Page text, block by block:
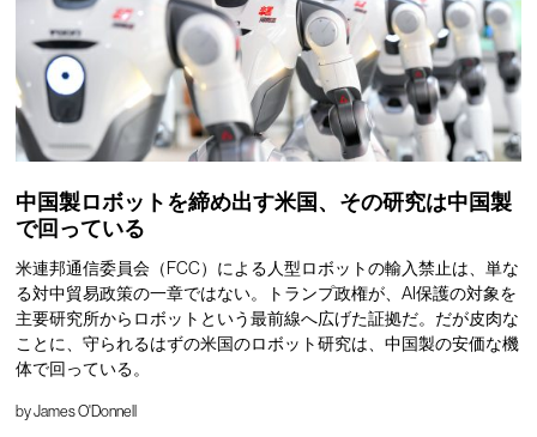
中国製ロボットを締め出す米国、その研究は中国製
で回っている
米連邦通信委員会（FCC）による人型ロボットの輸入禁止は、単な
る対中貿易政策の一章ではない。トランプ政権が、AI保護の対象を
主要研究所からロボットという最前線へ広げた証拠だ。だが皮肉な
ことに、守られるはずの米国のロボット研究は、中国製の安価な機
体で回っている。
byJames O'Donnell